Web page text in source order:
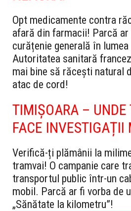
Opt medicamente contra
afară din farmacii! Parcă ar
curățenie generală în
Autoritatea sanitară
mai bine să răcești natural
atac de cord!
TIMIȘOARA – UNDE
FACE INVESTIGAȚII
Verifică-ți plămânii la
tramvai! O campanie care
transportul public într-un
mobil. Parcă ar fi vorba de
„Sănătate la kilometru”!